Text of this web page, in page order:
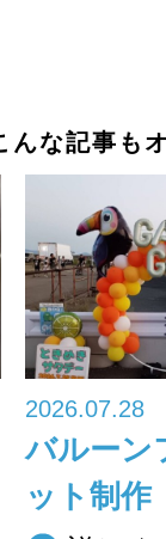
んな記事も
2026.07.28
バルーン
ット制